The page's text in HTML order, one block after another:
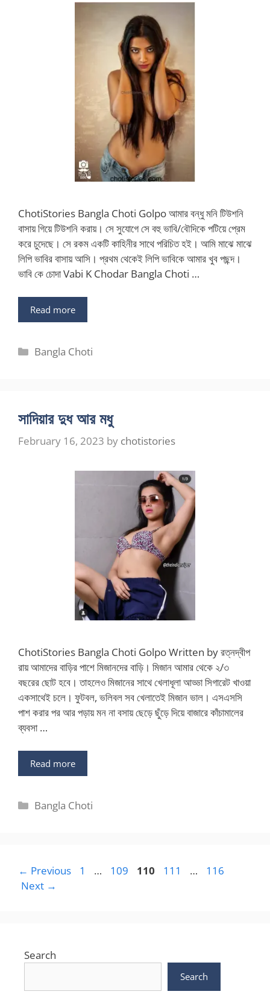
ChotiStories Bangla Choti Golpo আমার বন্ধু মনি টিউশনি
বাসায় গিয়ে টিউশনি করায়। সে সুযোগে সে বহু ভাবি/বৌদিকে পটিয়ে প্রেম
করে চুদেছে। সে রকম একটি কাহিনীর সাথে পরিচিত হই। আমি মাঝে মাঝে
লিপি ভাবির বাসায় আসি। প্রথম থেকেই লিপি ভাবিকে আমার খুব পছন্দ।
ভাবি কে চোদা Vabi K Chodar Bangla Choti …
Read more
Categories
Bangla Choti
সাদিয়ার দুধ আর মধু
February 16, 2023 by chotistories
ChotiStories Bangla Choti Golpo Written by রত্নদ্বীপ
রায় আমাদের বাড়ির পাশে মিজানদের বাড়ি। মিজান আমার থেকে ২/৩
বছরের ছোট হবে। তাহলেও মিজানের সাথে খেলাধূলা আড্ডা সিগারেট খাওয়া
একসাথেই চলে। ফুটবল, ভলিবল সব খেলাতেই মিজান ভাল। এসএসসি
পাশ করার পর আর পড়ায় মন না বসায় ছেড়ে ছুঁড়ে দিয়ে বাজারে কাঁচামালের
ব্যবসা …
Read more
Categories
Bangla Choti
← Previous Page
1 … Page
109 Page
110 Page
111 … Page
116
Next →
Search
Search